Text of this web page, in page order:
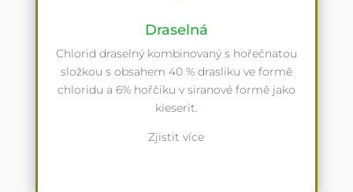
Draselná
Chlorid draselný kombinovaný s hořečnatou
složkou s obsahem 40 % drasliku ve formě
chloridu a 6% hořčiku v siranové formě jako
kieserit.
Zjistit více